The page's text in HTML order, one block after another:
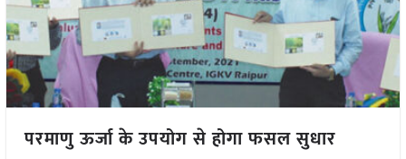
परमाणु ऊर्जा के उपयोग से होगा फसल सुधार